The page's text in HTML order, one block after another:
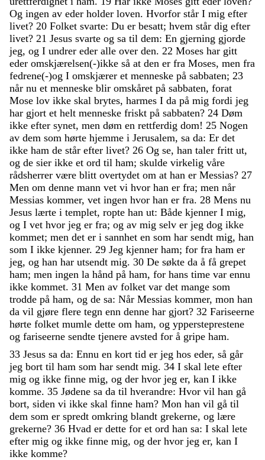
Og ingen av eder holder loven. Hvorfor står I mig efter
livet? 20 Folket svarte: Du er besatt; hvem står dig efter
livet? 21 Jesus svarte og sa til dem: En gjerning gjorde
jeg, og I undrer eder alle over den. 22 Moses har gitt
eder omskjærelsen(-)ikke så at den er fra Moses, men fra
fedrene(-)og I omskjærer et menneske på sabbaten; 23
når nu et menneske blir omskåret på sabbaten, forat
Mose lov ikke skal brytes, harmes I da på mig fordi jeg
har gjort et helt menneske friskt på sabbaten? 24 Døm
ikke efter synet, men døm en rettferdig dom! 25 Nogen
av dem som hørte hjemme i Jerusalem, sa da: Er det
ikke ham de står efter livet? 26 Og se, han taler fritt ut,
og de sier ikke et ord til ham; skulde virkelig våre
rådsherrer være blitt overtydet om at han er Messias? 27
Men om denne mann vet vi hvor han er fra; men når
Messias kommer, vet ingen hvor han er fra. 28 Mens nu
Jesus lærte i templet, ropte han ut: Både kjenner I mig,
og I vet hvor jeg er fra; og av mig selv er jeg dog ikke
kommet; men det er i sannhet en som har sendt mig, han
som I ikke kjenner. 29 Jeg kjenner ham; for fra ham er
jeg, og han har utsendt mig. 30 De søkte da å få grepet
ham; men ingen la hånd på ham, for hans time var ennu
ikke kommet. 31 Men av folket var det mange som
trodde på ham, og de sa: Når Messias kommer, mon han
da vil gjøre flere tegn enn denne har gjort? 32 Fariseerne
hørte folket mumle dette om ham, og yppersteprestene
og fariseerne sendte tjenere avsted for å gripe ham.
33 Jesus sa da: Ennu en kort tid er jeg hos eder, så går
jeg bort til ham som har sendt mig. 34 I skal lete efter
mig og ikke finne mig, og der hvor jeg er, kan I ikke
komme. 35 Jødene sa da til hverandre: Hvor vil han gå
bort, siden vi ikke skal finne ham? Mon han vil gå til
dem som er spredt omkring blandt grekerne, og lære
grekerne? 36 Hvad er dette for et ord han sa: I skal lete
efter mig og ikke finne mig, og der hvor jeg er, kan I
ikke komme?